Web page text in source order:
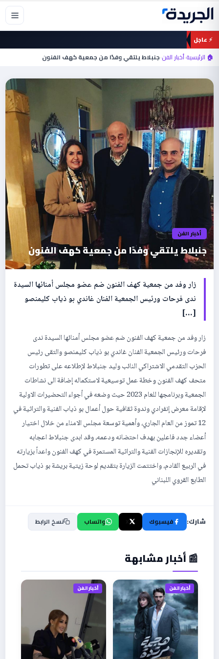
تخطي
المحتوى
⚡ عاجل
🏠 الرئيسية›أخبار الفن›جنبلاط يلتقي وفدًا من جمعية كهف الفنون
أخبار الفن
جنبلاط يلتقي وفدًا من جمعية كهف الفنون
زار وفد من جمعية كهف الفنون ضم عضو مجلس أمنائها السيدة
ندى فرحات ورئيس الجمعية الفنان غاندي بو ذياب كليمنصو
[…]
زار وفد من جمعية كهف الفنون ضم عضو مجلس أمنائها السيدة ندى
فرحات ورئيس الجمعية الفنان غاندي بو ذياب كليمنصو والتقى رئيس
الحزب التقدمي الاشتراكي النائب وليد جنبلاط لإطلاعه على تطورات
متحف كهف الفنون وخطة عمل توسيعية لاستكماله إضافة الى نشاطات
الجمعية وبرنامجها للعام 2023 حيث وضعه في أجواء التحضيرات الاولية
لإقامة معرض إنفرادي وندوة ثقافية حول أعمال بو ذياب الفنية والتراثية في
12 تموز من العام الجاري، وأهمية توسعة مجلس الامناء من خلال اختيار
أعضاء جدد فاعلين بهدف احتضانه ودعمه، وقد ابدى جنبلاط اعجابه
وتقديره للإنجازات الفنية والتراثية المستمرة في كهف الفنون واعداً بزيارته
في الربيع القادم، واختتمت الزيارة بتقديم لوحة زيتية بريشة بو ذياب تحمل
الطابع القروي اللبناني
شارك: فيسبوك واتساب نسخ الرابط
📰 أخبار مشابهة
أخبار الفن أخبار الفن